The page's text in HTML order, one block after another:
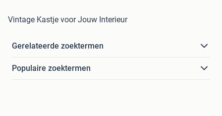
Vintage Kastje voor Jouw Interieur
Gerelateerde zoektermen
Populaire zoektermen